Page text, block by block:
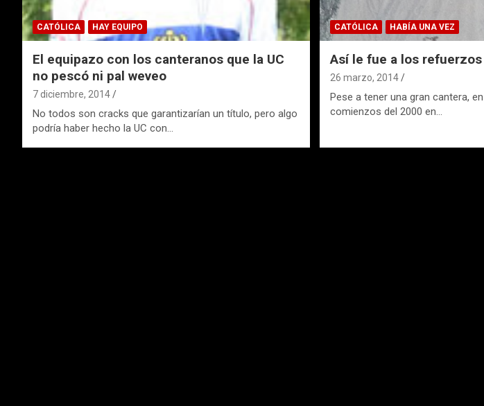
CATÓLICA HAY EQUIPO
El equipazo con los canteranos que la UC
no pescó ni pal weveo
7 diciembre, 2014
No todos son cracks que garantizarían un título, pero algo
podría haber hecho la UC con…
CATÓLICA HABÍA UNA VEZ
Así le fue a los
26 marzo, 2014
Pese a tener una gran cantera,
comienzos del 2000 en…